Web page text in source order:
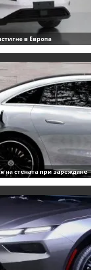
в Европа
на стената при зареждане